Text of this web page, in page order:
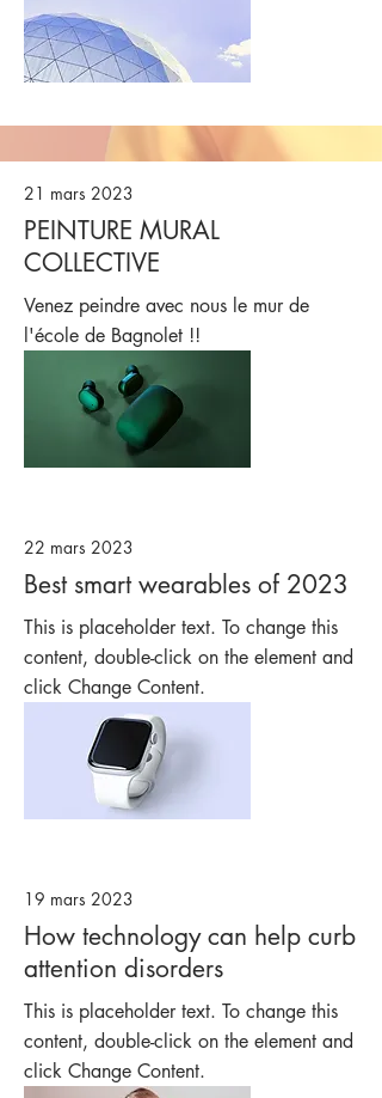
21 mars 2023
PEINTURE MURAL
COLLECTIVE
Venez peindre avec nous le mur de
l'école de Bagnolet !!
22 mars 2023
Best smart wearables of 2023
This is placeholder text. To change this
content, double-click on the element and
click Change Content.
19 mars 2023
How technology can help curb
attention disorders
This is placeholder text. To change this
content, double-click on the element and
click Change Content.